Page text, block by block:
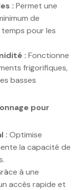
: Permet une
de
pour les
: Fonctionne
frigorifiques,
basses
pour
: Optimise
la capacité de
à une
accès rapide et